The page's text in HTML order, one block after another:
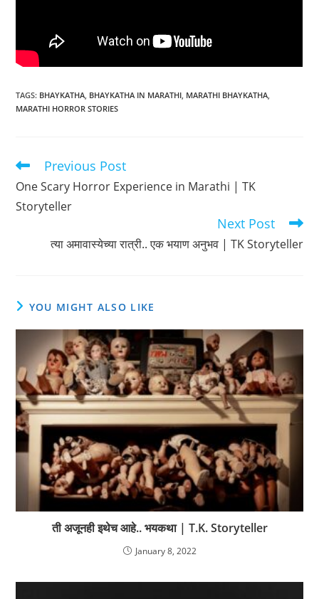
TAGS: BHAYKATHA BHAYKATHA IN MARATHI MARATHI BHAYKATHA
MARATHI HORROR STORIES
Read
articles
Previous Post
One Scary Horror Experience in Marathi | TK
Storyteller
Next Post
त्या अमावास्येच्या रात्री.. एक भयाण अनुभव | TK Storyteller
YOU MIGHT ALSO LIKE
ती अजूनही इथेच आहे.. भयकथा | T.K. Storyteller
January 8, 2022